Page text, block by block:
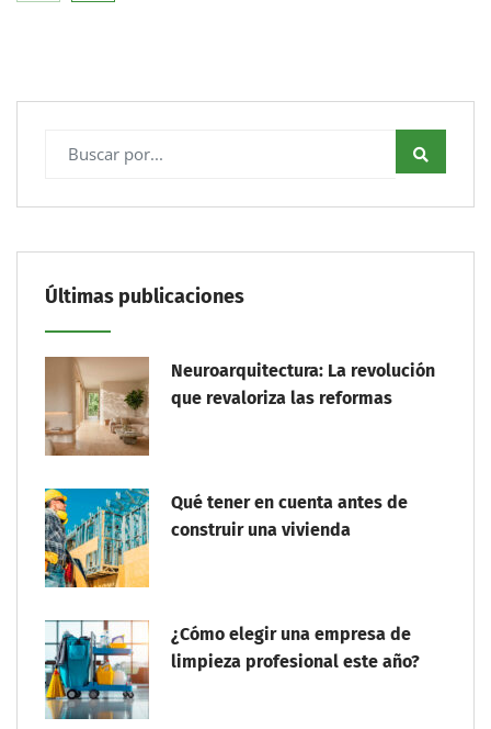
Últimas publicaciones
Neuroarquitectura: La revolución
que revaloriza las reformas
Qué tener en cuenta antes de
construir una vivienda
¿Cómo elegir una empresa de
limpieza profesional este año?